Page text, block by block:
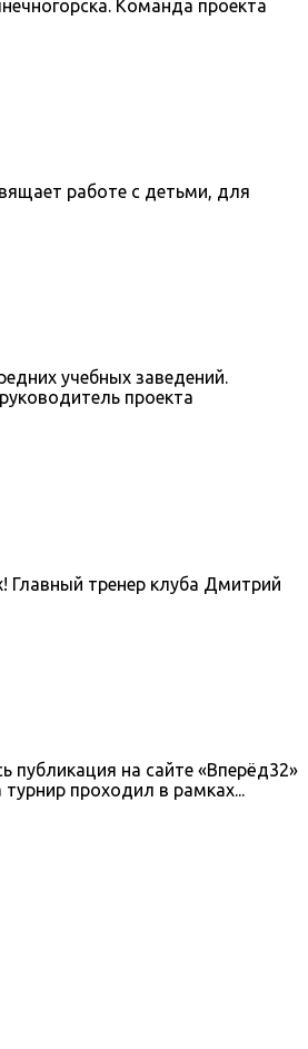
Команда проекта
работе с детьми, для
учебных заведений.
проекта
Главный тренер клуба Дмитрий
публикация на сайте «Вперёд32»
проходил в рамках...